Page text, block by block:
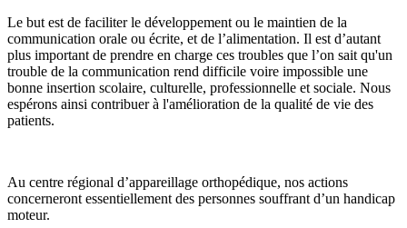
Le but est de faciliter le développement ou le maintien de la
communication orale ou écrite, et de l’alimentation. Il est d’autant
plus important de prendre en charge ces troubles que l’on sait qu'un
trouble de la communication rend difficile voire impossible une
bonne insertion scolaire, culturelle, professionnelle et sociale. Nous
espérons ainsi contribuer à l'amélioration de la qualité de vie des
patients.
Au centre régional d’appareillage orthopédique, nos actions
concerneront essentiellement des personnes souffrant d’un handicap
moteur.